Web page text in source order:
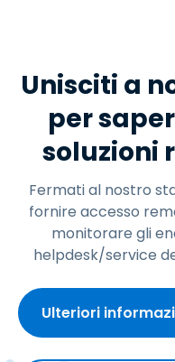
Unisciti a
per
soluzioni
Fermati al nostro
fornire accesso
monitorare gli
helpdesk/service
Ulteriori